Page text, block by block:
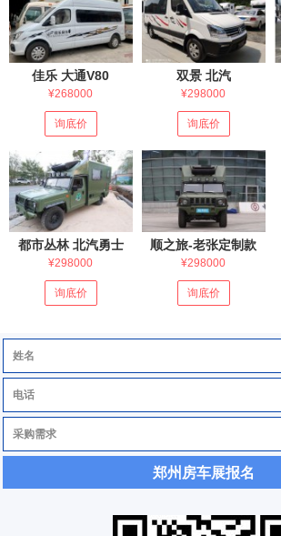
佳乐 大通V80
¥268000
询底价
双景 北汽
¥298000
询底价
都市丛林 北汽勇士
¥298000
询底价
顺之旅-老张定制款
¥298000
询底价
郑州房车展报名